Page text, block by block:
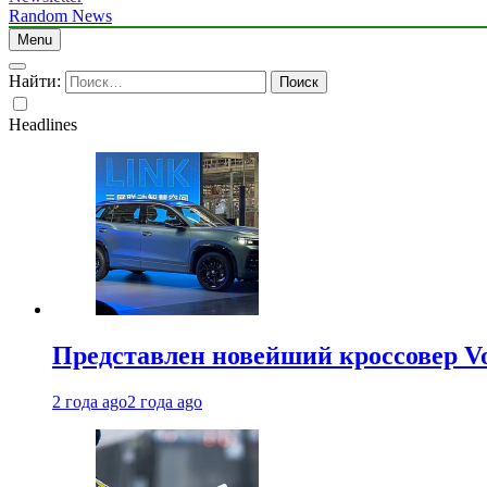
Random News
Menu
Найти:
Headlines
Представлен новейший кроссовер
2 года ago2 года ago